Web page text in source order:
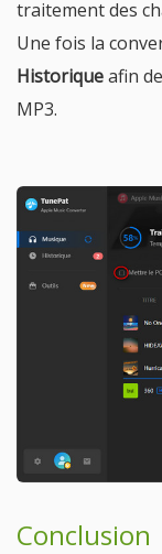
traitement des
Une fois la
Historiqueafin
MP3.
Conclusion